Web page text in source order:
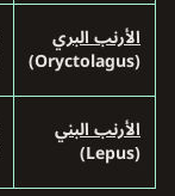
الأرنب البري
(Oryctolagus)
الأرنب البني
(Lepus)